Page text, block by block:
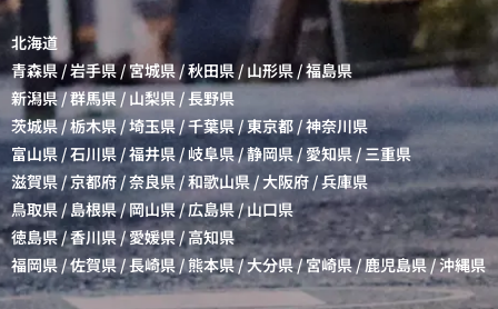
北海道
青森県/岩手県/宮城県/秋田県 / 山形県/福島県
新潟県/群馬県 / 山梨県 /長野県
茨城県 /栃木県/埼玉県/千葉県/東京都 /神奈川県
富山県 /石川県 /福井県/岐阜県/静岡県/愛知県/三重県
滋賀県/京都府/奈良県 /和歌山県/大阪府 /兵庫県
鳥取県 / 島根県/岡山県/広島県/山口県
徳島県/香川県/愛媛県 /高知県
福岡県 /佐賀県 /長崎県/熊本県/大分県/宮崎県/鹿児島県/沖縄県